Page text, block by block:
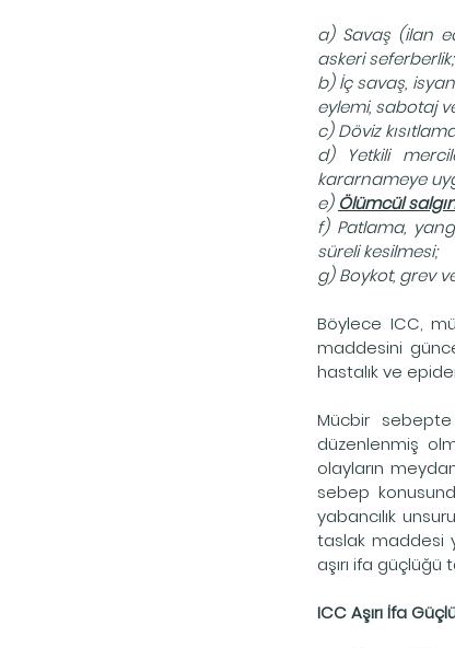
a) Savaş (ilan
askeri seferberlik;
b) İç savaş,
eylemi, sabotaj
c) Döviz
d) Yetkili
kararnameye
e) Ölümcül
f) Patlama,
süreli kesilmesi;
g) Boykot, grev
Böylece ICC,
maddesini
hastalık ve
Mücbir
düzenlenmiş
olayların
sebep
yabancılık
taslak maddesi
aşırı ifa
ICC Aşırı İfa